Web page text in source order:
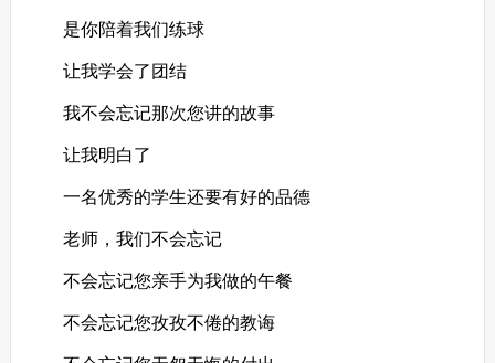
是你陪着我们练球
让我学会了团结
我不会忘记那次您讲的故事
让我明白了
一名优秀的学生还要有好的品德
老师，我们不会忘记
不会忘记您亲手为我做的午餐
不会忘记您孜孜不倦的教诲